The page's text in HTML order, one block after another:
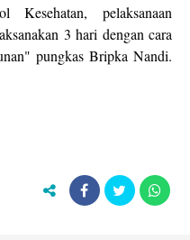
Kesehatan, pelaksanaan
3 hari dengan cara
pungkas Bripka Nandi.